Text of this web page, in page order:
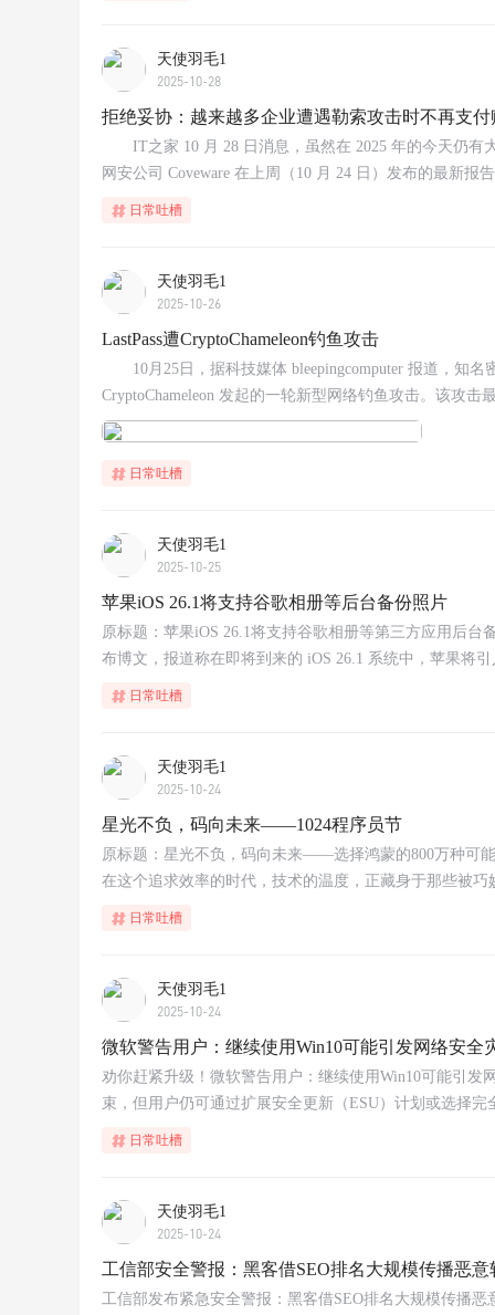
天使羽毛1
2025-10-28
拒绝妥协：越来越多企业遭遇勒索攻击时不再支付
IT之家 10 月 28 日消息，虽然在 2025 年的今天仍有
网安公司 Coveware 在上周（10 月 24 日）发布的最新报
日常吐槽
天使羽毛1
2025-10-26
LastPass遭CryptoChameleon钓鱼攻击
10月25日，据科技媒体 bleepingcomputer 报道，知名
CryptoChameleon 发起的一轮新型网络钓鱼攻击。该攻击
日常吐槽
天使羽毛1
2025-10-25
苹果iOS 26.1将支持谷歌相册等后台备份照片
原标题：苹果iOS 26.1将支持谷歌相册等第三方应用后
布博文，报道称在即将到来的 iOS 26.1 系统中，苹果将
日常吐槽
天使羽毛1
2025-10-24
星光不负，码向未来——1024程序员节
原标题：星光不负，码向未来——选择鸿蒙的800万种可
在这个追求效率的时代，技术的温度，正藏身于那些被
日常吐槽
天使羽毛1
2025-10-24
微软警告用户：继续使用Win10可能引发网络安全
劝你赶紧升级！微软警告用户：继续使用Win10可能引
束，但用户仍可通过扩展安全更新（ESU）计划或选择
日常吐槽
天使羽毛1
2025-10-24
工信部安全警报：黑客借SEO排名大规模传播恶意
工信部发布紧急安全警报：黑客借SEO排名大规模传播